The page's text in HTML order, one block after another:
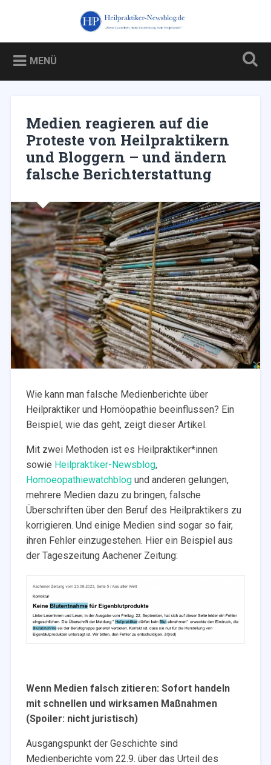
Heilpraktiker-Newsblog.de
Blog über und für Heilpraktiker – und über die Kampagne
gegen sie
MENÜ
Medien reagieren auf die
Proteste von Heilpraktikern
und Bloggern – und ändern
falsche Berichterstattung
Wie kann man falsche Medienberichte über
Heilpraktiker und Homöopathie beeinflussen? Ein
Beispiel, wie das geht, zeigt dieser Artikel.
Mit zwei Methoden ist es Heilpraktiker*innen
sowie Heilpraktiker-Newsblog,
Homoeopathiewatchblogund anderen gelungen,
mehrere Medien dazu zu bringen, falsche
Überschriften über den Beruf des Heilpraktikers zu
korrigieren. Und einige Medien sind sogar so fair,
ihren Fehler einzugestehen. Hier ein Beispiel aus
der Tageszeitung Aachener Zeitung:
Wenn Medien falsch zitieren: Sofort handeln
mit schnellen und wirksamen Maßnahmen
(Spoiler: nicht juristisch)
Ausgangspunkt der Geschichte sind
Medienberichte vom 22.9. über das Urteil des